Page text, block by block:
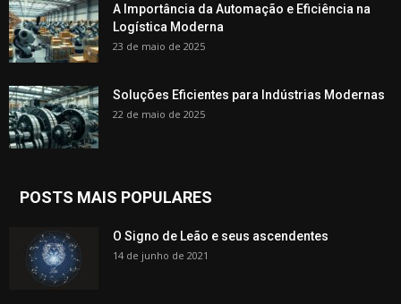
A Importância da Automação e Eficiência na
Logística Moderna
23 de maio de 2025
Soluções Eficientes para Indústrias Modernas
22 de maio de 2025
POSTS MAIS POPULARES
O Signo de Leão e seus ascendentes
14 de junho de 2021